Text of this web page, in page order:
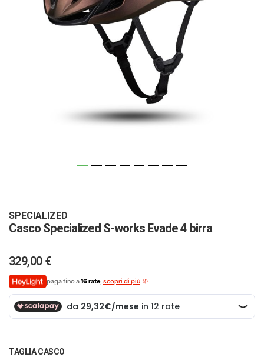
SPECIALIZED
Casco Specialized S-works Evade 4 birra
329,00 €
paga fino a16 rate, scopri di più
TAGLIA CASCO
galleria
di